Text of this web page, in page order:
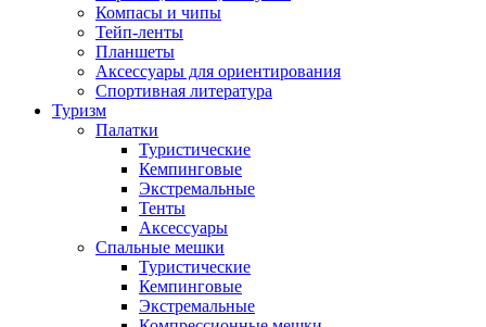
Компасы и чипы
Тейп-ленты
Планшеты
Аксессуары для ориентирования
Спортивная литература
Туризм
Палатки
Туристические
Кемпинговые
Экстремальные
Тенты
Аксессуары
Спальные мешки
Туристические
Кемпинговые
Экстремальные